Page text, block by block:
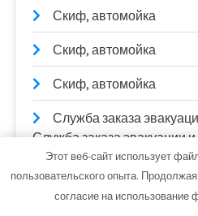
Скиф, автомойка
Скиф, автомойка
Скиф, автомойка
Служба заказа
Служба заказа эвакуации
Служба эвакуации
эвакуации автомобилей
Этот веб-сайт использует
пользовательского опыта.
согласие на использование